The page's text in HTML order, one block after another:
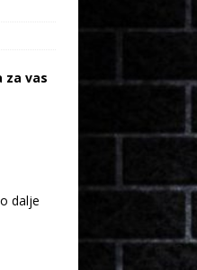
za vas
dalje